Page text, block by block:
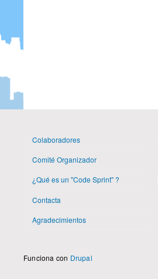
Colaboradores
Comité Organizador
¿Qué es un "Code Sprint" ?
Contacta
Agradecimientos
Funciona con Drupal